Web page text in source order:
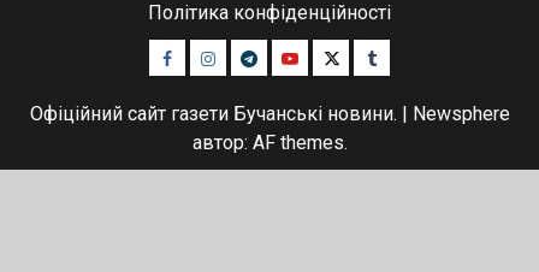
Політика конфіденційності
Facebook
Instagram
TelegramYoutubeTwitterTumblr
Офіційний сайт газети Бучанські новини.
Newsphere
автор: AF themes.